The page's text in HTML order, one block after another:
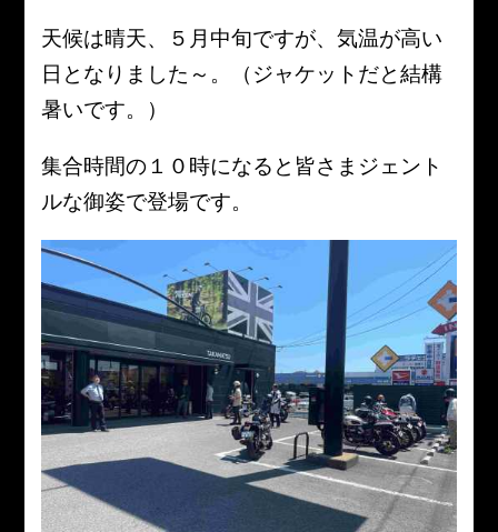
天候は晴天、５月中旬ですが、気温が高い
日となりました～。（ジャケットだと結構
暑いです。）
集合時間の１０時になると皆さまジェント
ルな御姿で登場です。